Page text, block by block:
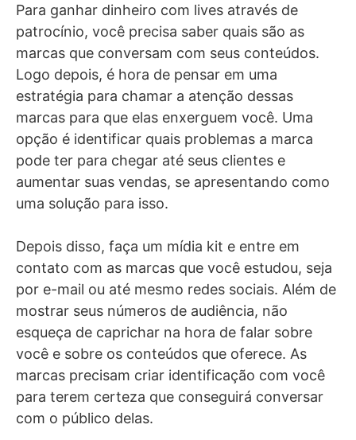
Para ganhar dinheiro com lives através de
patrocínio, você precisa saber quais são as
marcas que conversam com seus conteúdos.
Logo depois, é hora de pensar em uma
estratégia para chamar a atenção dessas
marcas para que elas enxerguem você. Uma
opção é identificar quais problemas a marca
pode ter para chegar até seus clientes e
aumentar suas vendas, se apresentando como
uma solução para isso.
Depois disso, faça um mídia kit e entre em
contato com as marcas que você estudou, seja
por e-mail ou até mesmo redes sociais. Além de
mostrar seus números de audiência, não
esqueça de caprichar na hora de falar sobre
você e sobre os conteúdos que oferece. As
marcas precisam criar identificação com você
para terem certeza que conseguirá conversar
com o público delas.